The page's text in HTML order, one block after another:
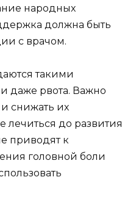
народных
должна быть
с врачом.
такими
даже рвота. Важно
снижать их
лечиться до развития
приводят к
головной боли